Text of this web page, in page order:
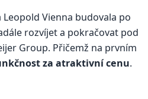
Vienna budovala po
rozvíjet a pokračovat pod
Group. Přičemž na prvním
za atraktivní cenu.